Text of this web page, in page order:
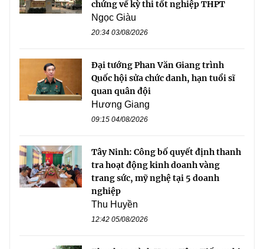
chứng về kỳ thi tốt nghiệp THPT
Ngọc Giàu
20:34 03/08/2026
Đại tướng Phan Văn Giang trình
Quốc hội sửa chức danh, hạn tuổi sĩ
quan quân đội
Hương Giang
09:15 04/08/2026
Tây Ninh: Công bố quyết định thanh
tra hoạt động kinh doanh vàng
trang sức, mỹ nghệ tại 5 doanh
nghiệp
Thu Huyền
12:42 05/08/2026